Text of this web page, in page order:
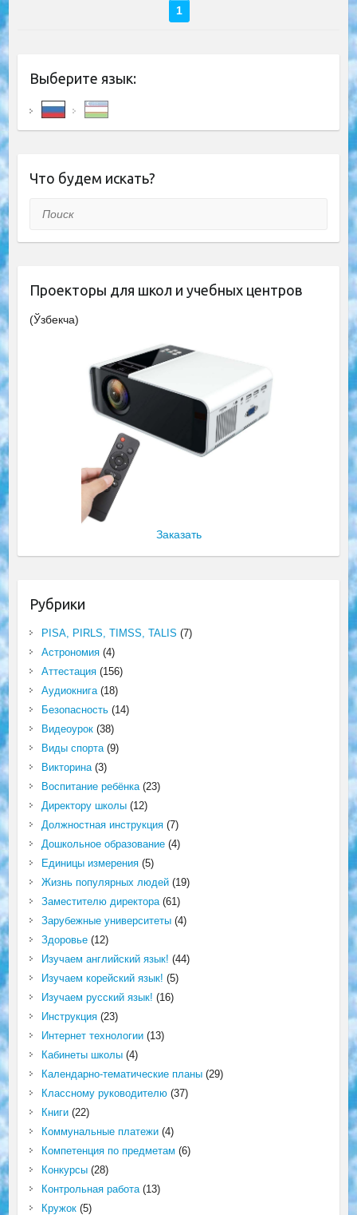
1
Выберите язык:
Что будем искать?
Поиск
Проекторы для школ и учебных центров
(Ўзбекча)
Заказать
Рубрики
PISA, PIRLS, TIMSS, TALIS (7)
Астрономия(4)
Аттестация(156)
Аудиокнига(18)
Безопасность(14)
Видеоурок(38)
Виды спорта(9)
Викторина(3)
Воспитание ребёнка(23)
Директору школы(12)
Должностная инструкция(7)
Дошкольное образование(4)
Единицы измерения(5)
Жизнь популярных людей(19)
Заместителю директора(61)
Зарубежные университеты(4)
Здоровье(12)
Изучаем английский язык! (44)
Изучаем корейский язык! (5)
Изучаем русский язык! (16)
Инструкция(23)
Интернет технологии(13)
Кабинеты школы(4)
Календарно-тематические планы(29)
Классному руководителю(37)
Книги(22)
Коммунальные платежи(4)
Компетенция по предметам (6)
Конкурсы(28)
Контрольная работа(13)
Кружок(5)